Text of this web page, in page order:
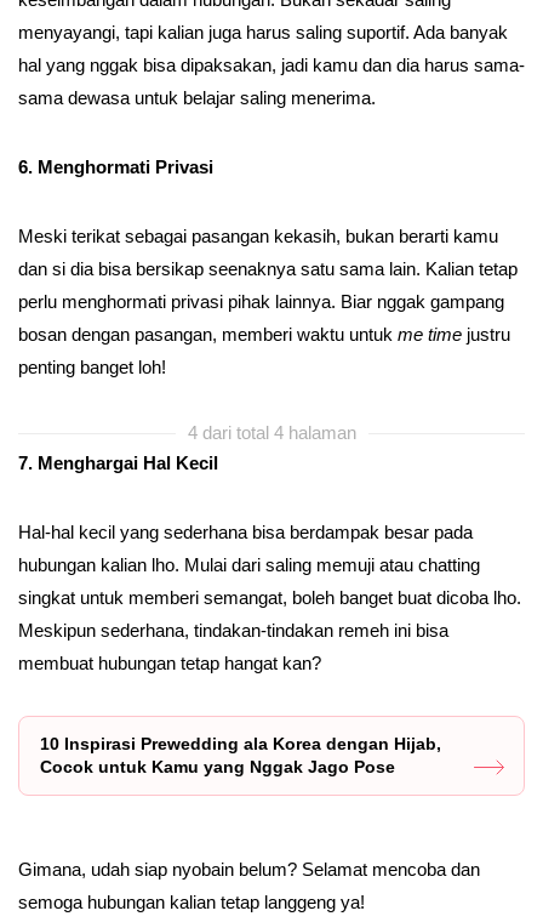
menyayangi, tapi kalian juga harus saling suportif. Ada banyak
hal yang nggak bisa dipaksakan, jadi kamu dan dia harus sama-
sama dewasa untuk belajar saling menerima.
6. Menghormati Privasi
Meski terikat sebagai pasangan kekasih, bukan berarti kamu
dan si dia bisa bersikap seenaknya satu sama lain. Kalian tetap
perlu menghormati privasi pihak lainnya. Biar nggak gampang
bosan dengan pasangan, memberi waktu untuk me time justru
penting banget loh!
4 dari total 4 halaman
7. Menghargai Hal Kecil
Hal-hal kecil yang sederhana bisa berdampak besar pada
hubungan kalian lho. Mulai dari saling memuji atau chatting
singkat untuk memberi semangat, boleh banget buat dicoba lho.
Meskipun sederhana, tindakan-tindakan remeh ini bisa
membuat hubungan tetap hangat kan?
10 Inspirasi Prewedding ala Korea dengan Hijab,
Cocok untuk Kamu yang Nggak Jago Pose
Gimana, udah siap nyobain belum? Selamat mencoba dan
semoga hubungan kalian tetap langgeng ya!